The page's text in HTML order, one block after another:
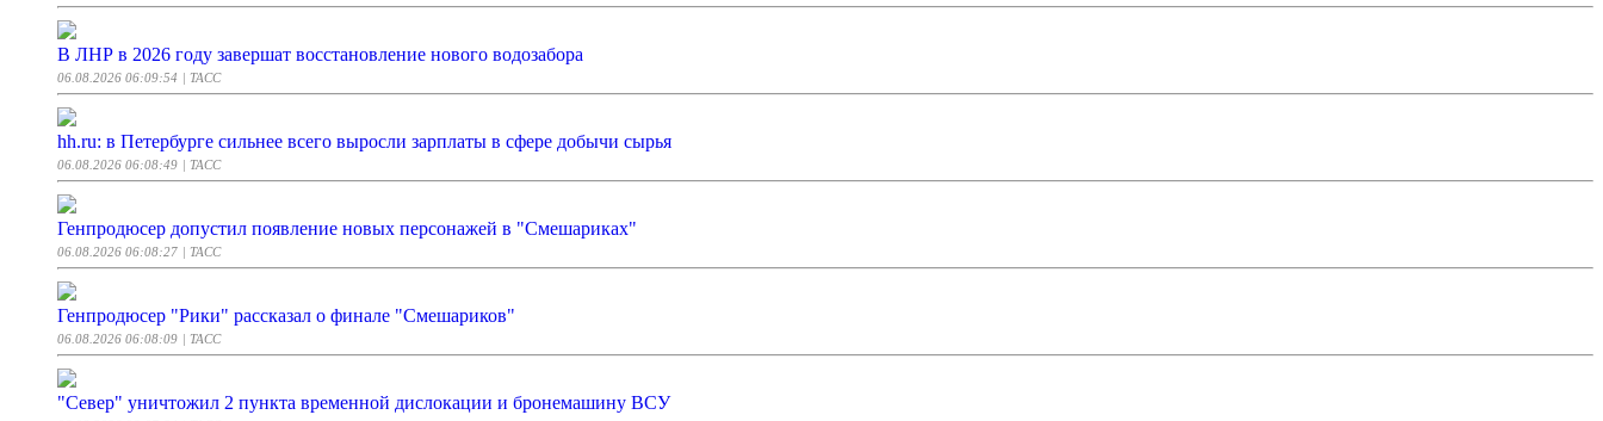
В ЛНР в 2026 году завершат восстановление нового водозабора
06.08.2026 06:09:54 | ТАСС
hh.ru: в Петербурге сильнее всего выросли зарплаты в сфере добычи сырья
06.08.2026 06:08:49 | ТАСС
Генпродюсер допустил появление новых персонажей в "Смешариках"
06.08.2026 06:08:27 | ТАСС
Генпродюсер "Рики" рассказал о финале "Смешариков"
06.08.2026 06:08:09 | ТАСС
"Север" уничтожил 2 пункта временной дислокации и бронемашину ВСУ